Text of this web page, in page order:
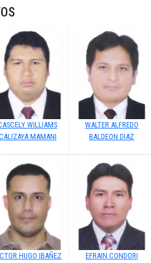
WILLIAMS
MAMANI
WALTER ALFREDO
BALDEON DIAZ
HUGO IBAÑEZ
EFRAIN CONDORI